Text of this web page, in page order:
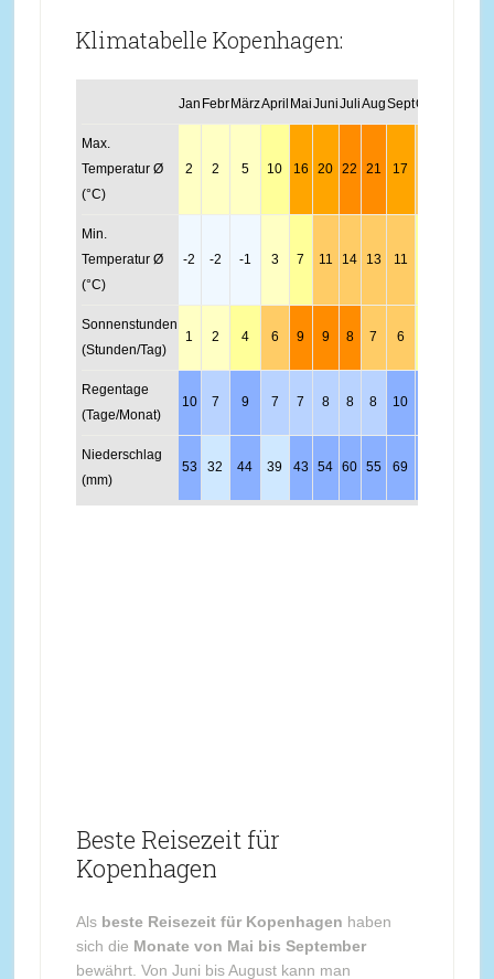
Klimatabelle Kopenhagen:
Jan Febr MärzApril MaiJuniJuliAugSeptOkt
Max.
Temperatur Ø
(°C)
2 2 5 10 16 20 22 21 17
Min.
Temperatur Ø
(°C)
-2 -2 -1 3 7 11 14 13 11
Sonnenstunden
(Stunden/Tag)
1 2 4 6 9 9 8 7 6
Regentage
(Tage/Monat)
10 7 9 7 7 8 8 8 10
Niederschlag
(mm)
53 32 44 39 43 54 60 55 69
Beste Reisezeit für
Kopenhagen
Als beste Reisezeit für Kopenhagen haben
sich die Monate von Mai bis September
bewährt. Von Juni bis August kann man